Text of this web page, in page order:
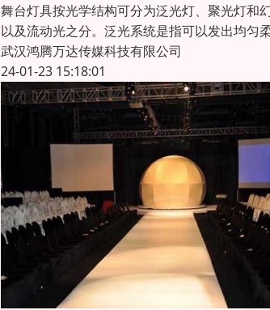
舞台灯具按光学结构可分为泛光灯、聚光灯和
以及流动光之分。泛光系统是指可以发出均匀
武汉鸿腾万达传媒科技有限公司
24-01-23 15:18:01